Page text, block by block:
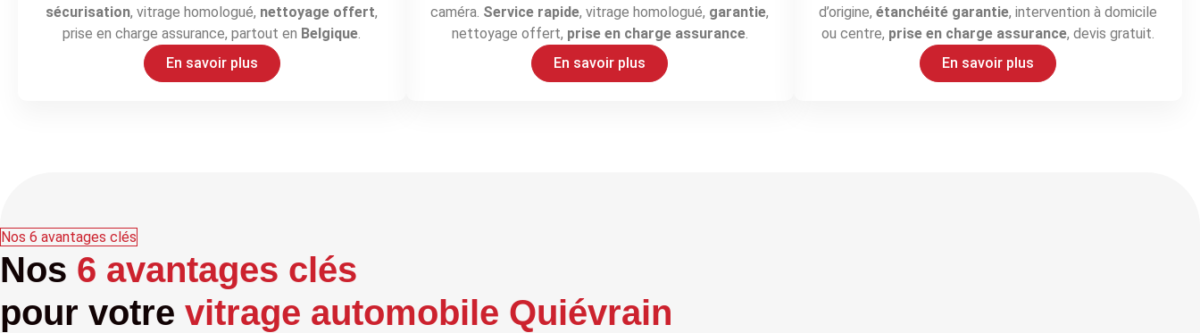
sécurisation, vitrage homologué, nettoyage offert,
prise en charge assurance, partout en Belgique
En savoir plus
caméra. Service rapide, vitrage homologué, garantie,
nettoyage offert, prise en charge assurance.
En savoir plus
d’origine,étanchéité garantie, intervention à domicile
ou centre, prise en charge assurance, devis gratuit.
En savoir plus
Nos 6 avantages clés
Nos 6 avantages clés
pour votre vitrage automobile Quiévrain